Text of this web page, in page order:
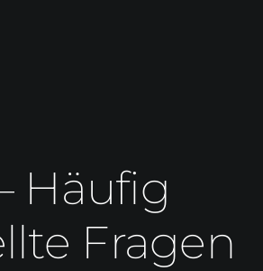
Häufig
Fragen